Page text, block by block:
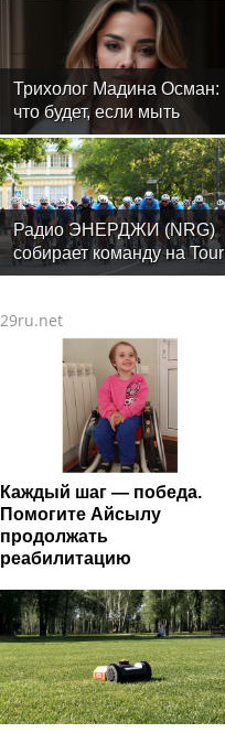
Трихолог Мадина Осман:
что будет, если мыть
голову ежедневно
Радио ЭНЕРДЖИ (NRG)
собирает команду на Tour
de Russie в Петербурге
29ru.net
Каждый шаг — победа.
Помогите Айсылу
продолжать
реабилитацию